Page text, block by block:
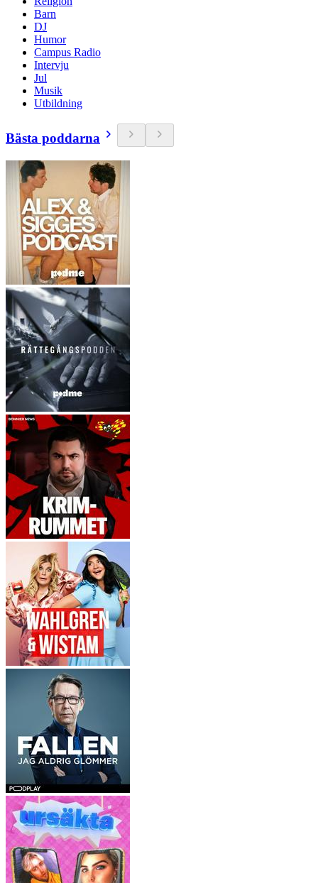
Barn
DJ
Humor
Campus Radio
Intervju
Jul
Musik
Utbildning
Bästa poddarna